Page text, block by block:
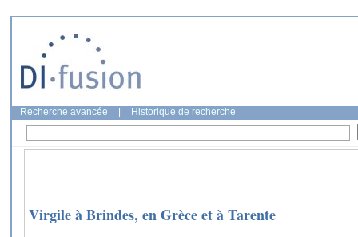
Recherche avancée Historique de recherche
Virgile à Brindes, en Grèce et à Tarente